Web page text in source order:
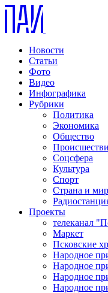
Новости
Статьи
Фото
Видео
Инфографика
Рубрики
Политика
Экономика
Общество
Соцсфера
Культура
Спорт
Страна и мир
Проекты
телеканал
Маркет
Псковские
Народное
Народное
Народное
Народное